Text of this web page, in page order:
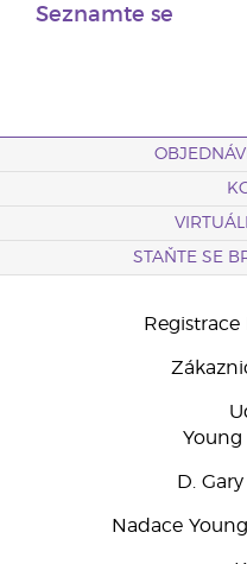
Seznamte se
STAŇTE SE
D.
Nadace